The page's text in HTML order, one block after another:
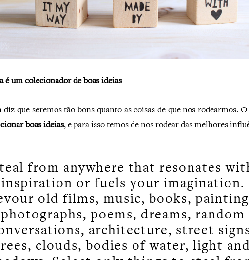
é um colecionador de boas ideias
que seremos tão bons quanto as coisas de que nos rodearmos.
boas ideias, e para isso temos de nos rodear das melhores
from anywhere that resonates
inspiration or fuels your imagination.
old films, music, books,
photographs, poems, dreams, random
architecture, street
clouds, bodies of water, light and